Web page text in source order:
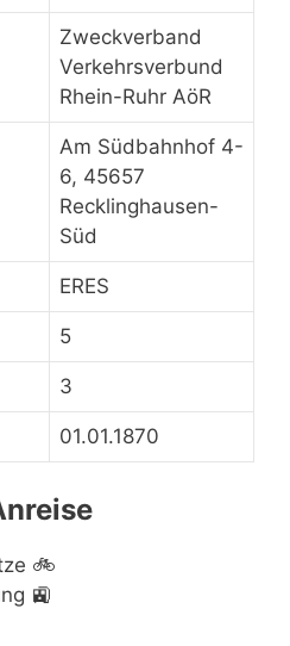
Zweckverband
Verkehrsverbund
Rhein-Ruhr AöR
Am Südbahnhof 4-
6, 45657
Recklinghausen-
Süd
ERES
5
3
01.01.1870
🚲
🚉